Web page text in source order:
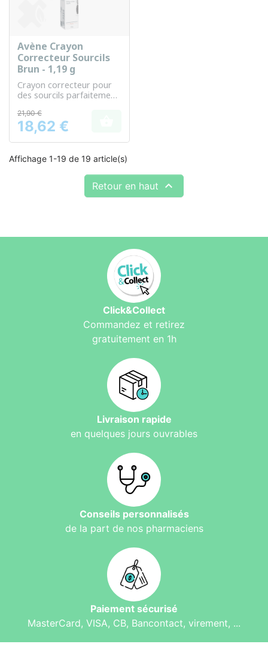
Avène Crayon
Correcteur Sourcils
Brun - 1,19 g
Crayon correcteur pour
des sourcils parfaitement
Prix
21,90 €
18,62 €
Affichage 1-19 de 19 article(s)
Retour en haut 
Click&Collect
Commandez et retirez
gratuitement en 1h
Livraison rapide
en quelques jours ouvrables
Conseils personnalisés
de la part de nos pharmaciens
Paiement sécurisé
MasterCard, VISA, CB, Bancontact, virement, ...